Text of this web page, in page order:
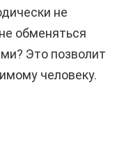
не
обменяться
Это позволит
человеку.